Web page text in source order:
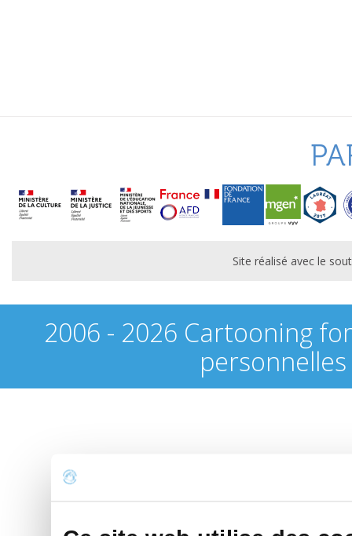
Site réalisé avec le
2006 - 2026 Cartooning
personnelles